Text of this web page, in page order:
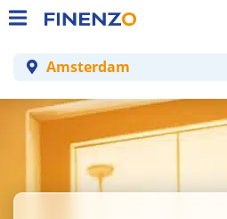
Amsterdam